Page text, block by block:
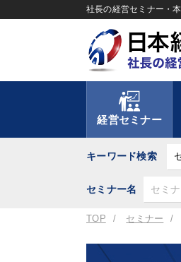
社長の経営セミナー・
経営セミナー
キーワード検索
セミナー名
TOP セミナー